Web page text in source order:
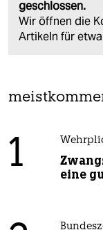
geschlossen.
Wir öffnen die
Artikeln für
1
eine